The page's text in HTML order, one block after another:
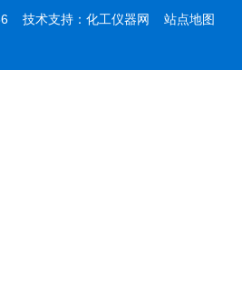
技术支持： 化工仪器网 站点地图